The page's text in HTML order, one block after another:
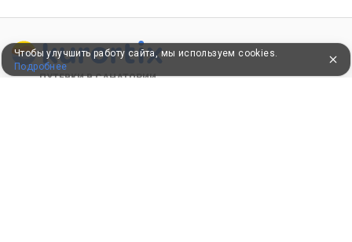
ПУТЕВКИ В САНАТОРИИ
Чтобы улучшить работу сайта, мы используем cookies.
Подробнее